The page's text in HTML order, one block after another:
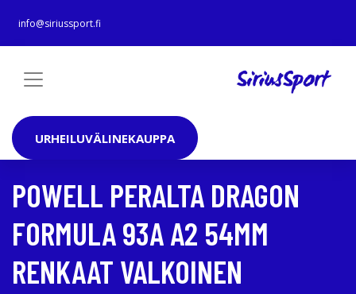
info@siriussport.fi
URHEILUVÄLINEKAUPPA
POWELL PERALTA DRAGON
FORMULA 93A A2 54MM
RENKAAT VALKOINEN